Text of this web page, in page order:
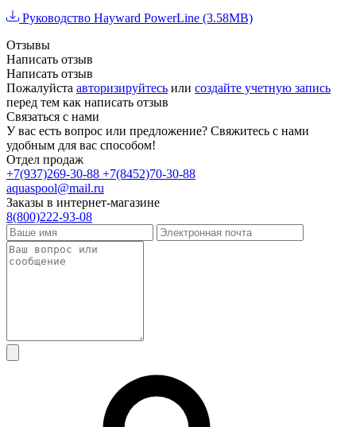
Руководство Hayward PowerLine (3.58MB)
Отзывы
Написать отзыв
Написать отзыв
Пожалуйста авторизируйтесь или создайте учетную запись
перед тем как написать отзыв
Связаться с нами
У вас есть вопрос или предложение? Свяжитесь с нами
удобным для вас способом!
Отдел продаж
+7(937)269-30-88 +7(8452)70-30-88
aquaspool@mail.ru
Заказы в интернет-магазине
8(800)222-93-08